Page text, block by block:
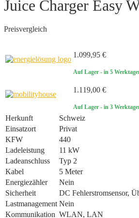
Juice Charger Easy
Preisvergleich
1.099,95 €
Auf Lager - in 5
1.119,00 €
Auf Lager - in 3
Herkunft
Schweiz
Einsatzort
Privat
KFW
440
Ladeleistung
11 kW
Ladeanschluss
Typ 2
Kabel
5 Meter
Energiezähler
Nein
Sicherheit
DC Fehlerstromsensor,
Lastmanagement Nein
Kommunikation WLAN, LAN